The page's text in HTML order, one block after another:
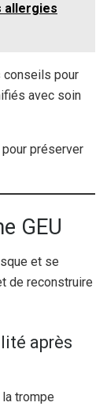
allergies
conseils pour
avec soin
préserver
GEU
et se
de reconstruire
après
trompe